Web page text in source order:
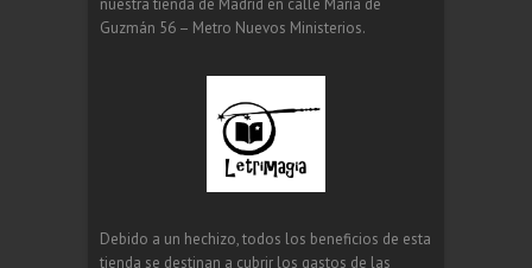
nuestra tienda de Madrid en calle María de
Guzmán 56 – Metro Nuevos Ministerios.
Debido a un hechizo, todos los beneficios de esta
tienda se destinan a cubrir los gastos de las